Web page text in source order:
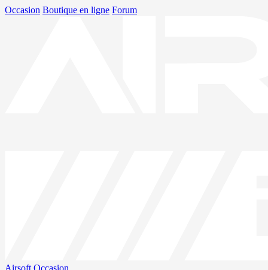
Occasion Boutique en ligne Forum
Airsoft Occasion